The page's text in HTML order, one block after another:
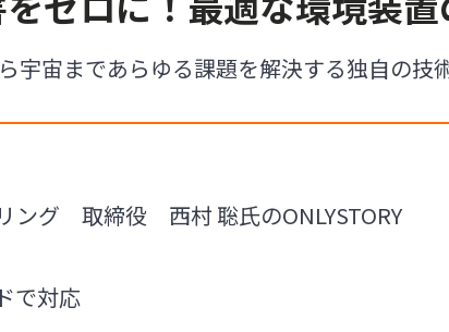
宇宙まであらゆる課題を解決する独自の技
ング 取締役 西村 聡氏のONLYSTORY
で対応